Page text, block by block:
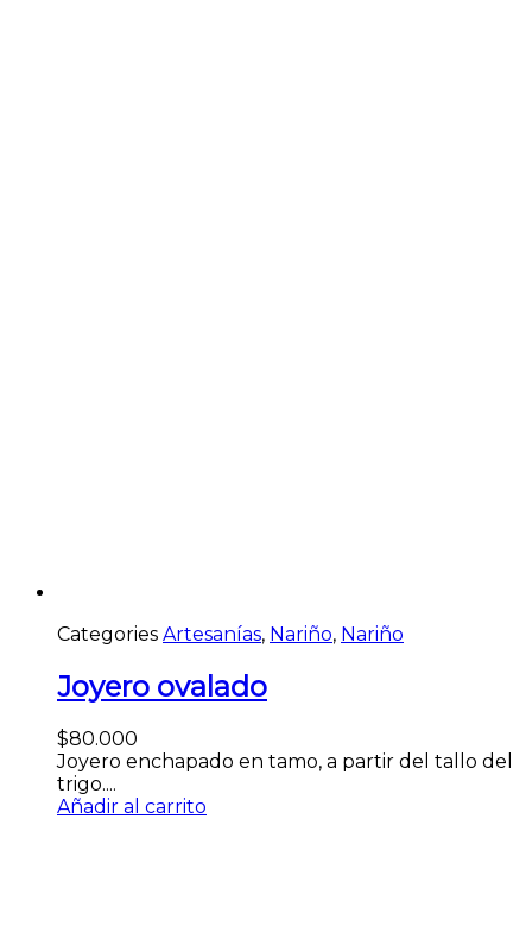
Categories Artesanías, Nariño, Nariño
Joyero ovalado
$80.000
Joyero enchapado en tamo, a partir del tallo del
trigo....
Añadir al carrito